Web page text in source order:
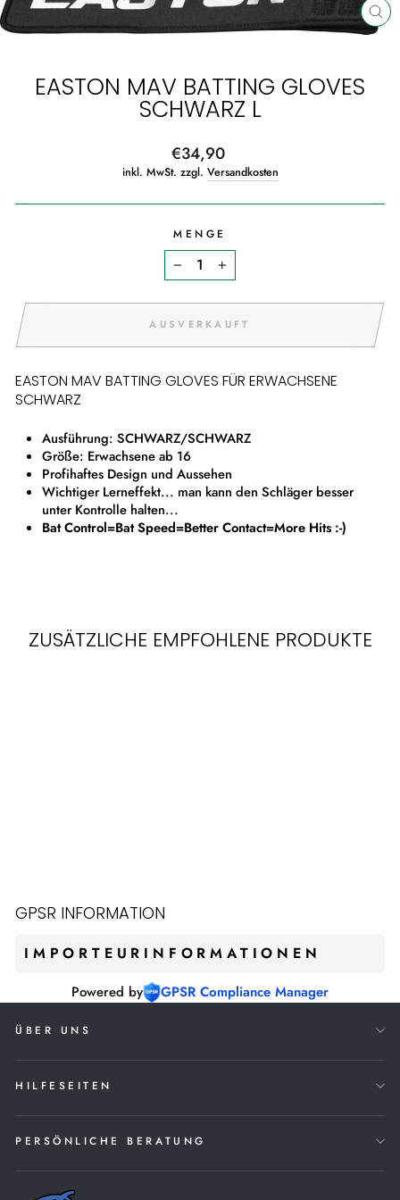
EASTON MAV BATTING GLOVES
SCHWARZ L
Normaler
Preis
€34,90
inkl. MwSt. zzgl. Versandkosten
MENGE
− +
AUSVERKAUFT
EASTON MAV BATTING GLOVES FÜR ERWACHSENE
SCHWARZ
Ausführung: SCHWARZ/SCHWARZ
Größe: Erwachsene ab 16
Profihaftes Design und Aussehen
Wichtiger Lerneffekt... man kann den Schläger besser
unter Kontrolle halten...
Bat Control=Bat Speed=Better Contact=More Hits :-)
ZUSÄTZLICHE EMPFOHLENE PRODUKTE
GPSR INFORMATION
IMPORTEURINFORMATIONEN
Powered by GPSR Compliance Manager
ÜBER UNS
HILFESEITEN
PERSÖNLICHE BERATUNG